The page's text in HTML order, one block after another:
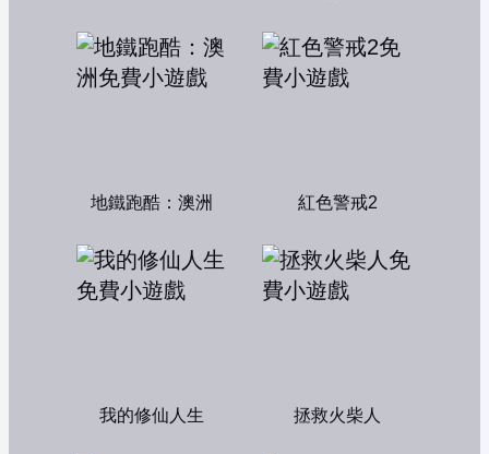
地鐵跑酷：澳洲 紅色警戒2
我的修仙人生 拯救火柴人